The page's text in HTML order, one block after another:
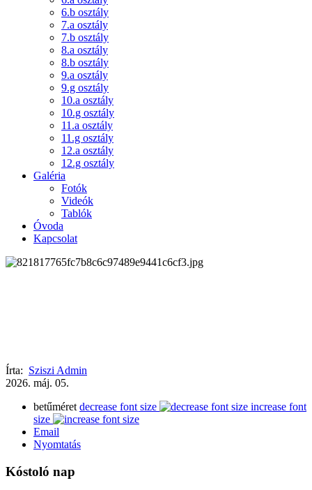
6.b osztály
7.a osztály
7.b osztály
8.a osztály
8.b osztály
9.a osztály
9.g osztály
10.a osztály
10.g osztály
11.a osztály
11.g osztály
12.a osztály
12.g osztály
Galéria
Fotók
Videók
Tablók
Óvoda
Kapcsolat
Írta: Sziszi Admin
2026. máj. 05.
betűméret decrease font size
increase font
size
Email
Nyomtatás
Kóstoló nap